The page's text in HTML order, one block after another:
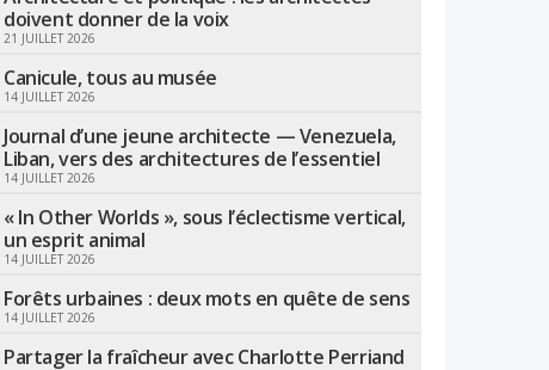
doivent donner de la voix
21 JUILLET 2026
Canicule, tous au musée
14 JUILLET 2026
Journal d’une jeune architecte — Venezuela,
Liban, vers des architectures de l’essentiel
14 JUILLET 2026
« In Other Worlds », sous l’éclectisme vertical,
un esprit animal
14 JUILLET 2026
Forêts urbaines : deux mots en quête de sens
14 JUILLET 2026
Partager la fraîcheur avec Charlotte Perriand